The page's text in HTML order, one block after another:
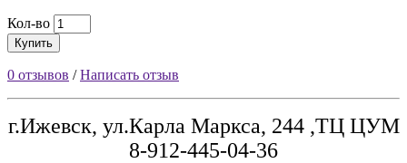
Кол-во
Купить
0 отзывов /Написать отзыв
г.Ижевск, ул.Карла Маркса, 244 ,ТЦ ЦУМ
8-912-445-04-36